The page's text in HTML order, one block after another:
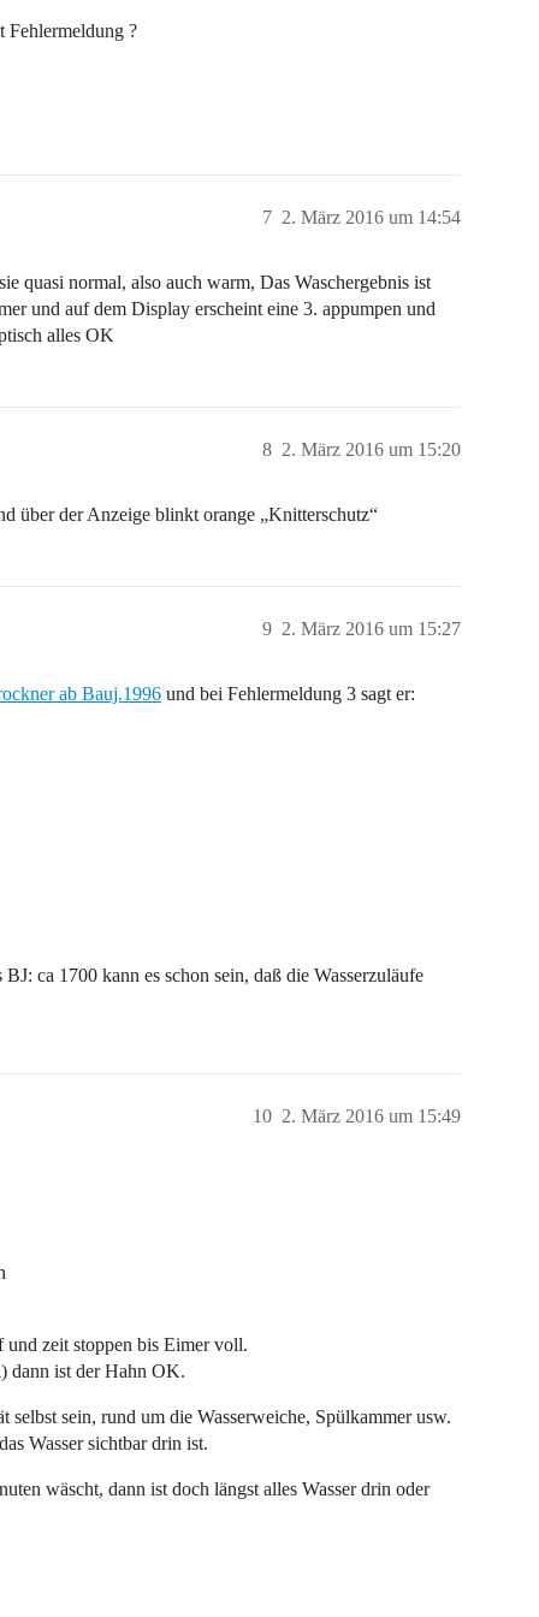
Fehlermeldung ?
2. März 2016 um 14:54
7
quasi normal, also auch warm, Das Waschergebnis ist
und auf dem Display erscheint eine 3. appumpen und
alles OK
2. März 2016 um 15:20
8
über der Anzeige blinkt orange „Knitterschutz“
2. März 2016 um 15:27
9
ab Bauj.1996 und bei Fehlermeldung 3 sagt er:
ca 1700 kann es schon sein, daß die Wasserzuläufe
2. März 2016 um 15:49
10
und zeit stoppen bis Eimer voll.
dann ist der Hahn OK.
selbst sein, rund um die Wasserweiche, Spülkammer usw.
Wasser sichtbar drin ist.
wäscht, dann ist doch längst alles Wasser drin oder